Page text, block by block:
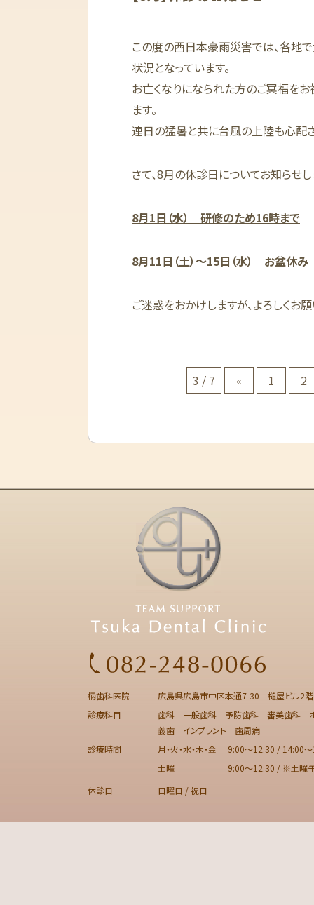
この度の西日本豪雨災害では、各地
状況となっています。
お亡くなりになられた方のご冥福を
ます。
連日の猛暑と共に台風の上陸も心配さ
さて、8月の休診日についてお知らせし
8月1日（水） 研修のため16時まで
8月11日（土）〜15日（水） お盆休み
ご迷惑をおかけしますが、よろしくお
3 / 7 « 1 2
柄歯科医院
広島県広島市中区本通7-30 槌屋ビル2階
診療科目
歯科 一般歯科 予防歯科 審美歯科 ホ
義歯 インプラント 歯周病
診療時間
月・火・水・木・金
9:00～12:30 / 14:00
土曜
9:00～12:30 / ※土曜
休診日
日曜日 / 祝日